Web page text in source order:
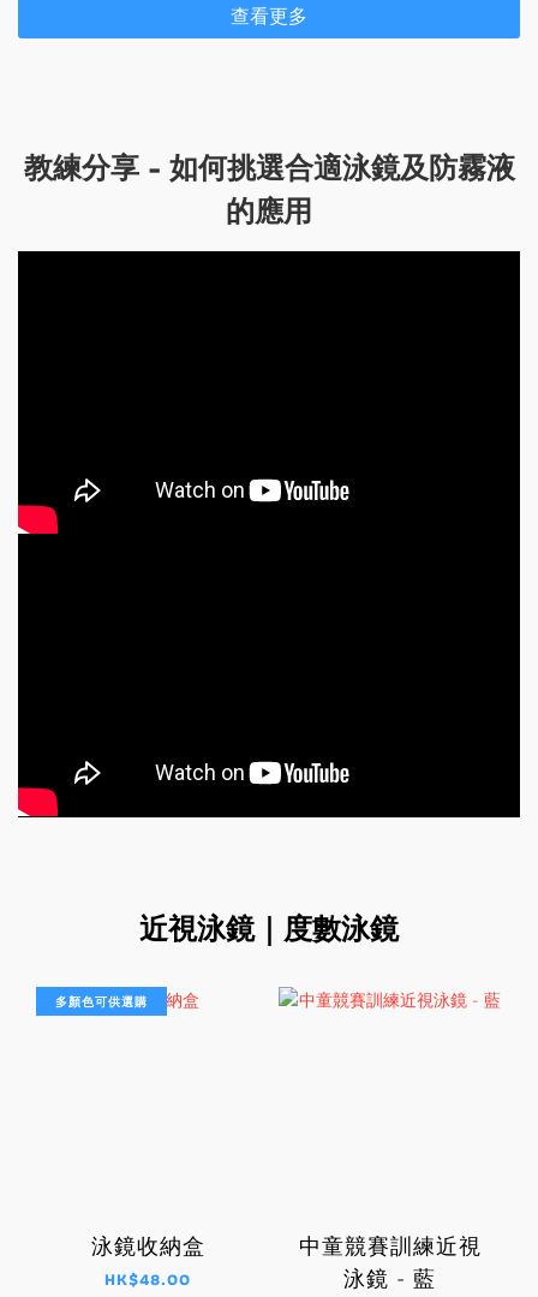
查看更多
教練分享 - 如何挑選合適泳鏡及防霧液
的應用
近視泳鏡｜度數泳鏡
多顏色可供選購
泳鏡收納盒
HK$48.00
中童競賽訓練近視
泳鏡 - 藍